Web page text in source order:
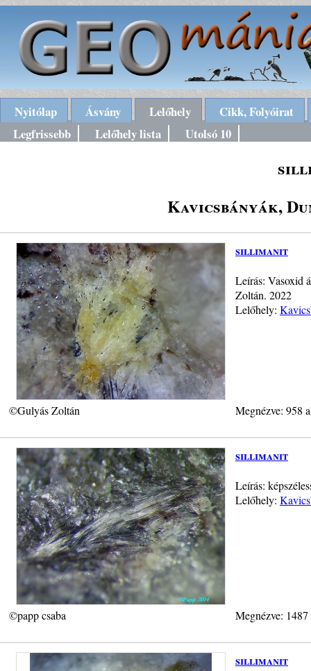
Nyitólap Ásvány Lelőhely
Cikk, Folyóirat
Legfrissebb
Lelőhely lista Utolsó 10
Kavicsbányák,
sillimanit
Leírás: Vasoxid
Zoltán. 2022
Lelőhely:
©Gulyás Zoltán Megnézve: 958
sillimanit
Leírás:
Lelőhely:
©papp csaba Megnézve:
sillimanit